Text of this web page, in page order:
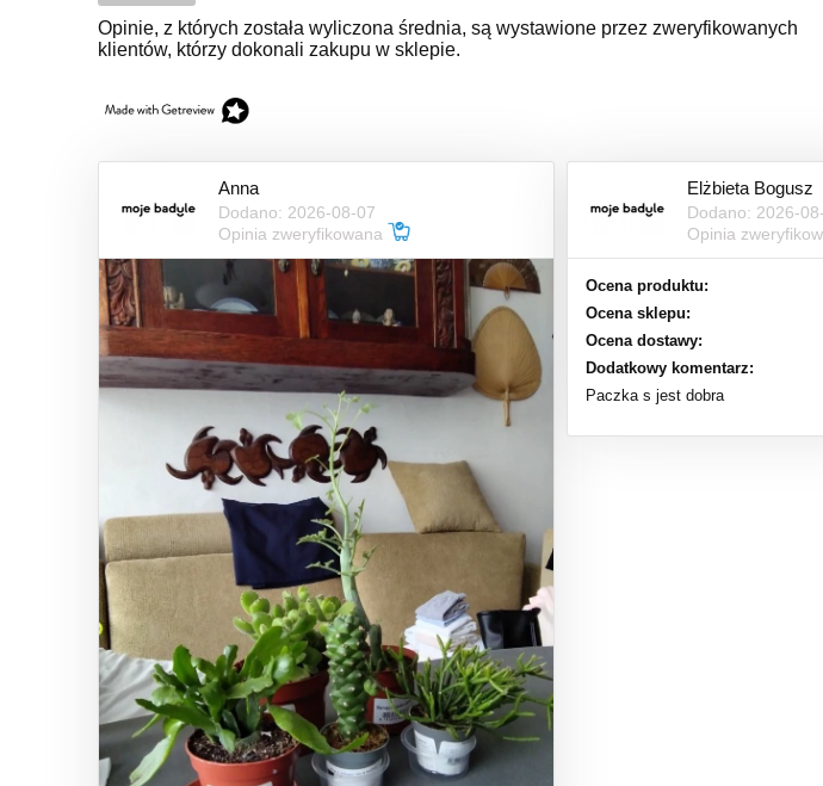
Opinie, z których została wyliczona średnia, są wystawione przez zweryfikowanych
klientów, którzy dokonali zakupu w sklepie.
Anna
Dodano: 2026-08-07
Opinia zweryfikowana
Elżbieta Bogusz
Dodano: 2026-
Opinia
Ocena produktu:
Ocena sklepu:
Ocena dostawy:
Dodatkowy komentarz:
Paczka s jest dobra